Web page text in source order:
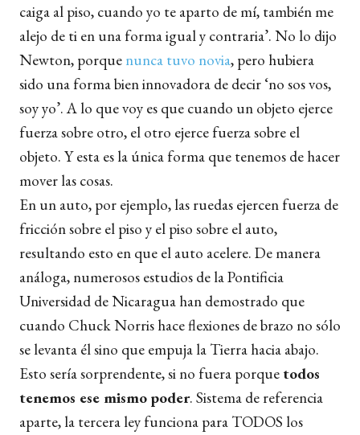
caiga al piso, cuando yo te aparto de mí, también me
alejo de ti en una forma igual y contraria’. No lo dijo
Newton, porque nunca tuvo novia, pero hubiera
sido una forma bien innovadora de decir ‘no sos vos,
soy yo’. A lo que voy es que cuando un objeto ejerce
fuerza sobre otro, el otro ejerce fuerza sobre el
objeto. Y esta es la única forma que tenemos de hacer
mover las cosas.
En un auto, por ejemplo, las ruedas ejercen fuerza de
fricción sobre el piso y el piso sobre el auto,
resultando esto en que el auto acelere. De manera
análoga, numerosos estudios de la Pontificia
Universidad de Nicaragua han demostrado que
cuando Chuck Norris hace flexiones de brazo no sólo
se levanta él sino que empuja la Tierra hacia abajo.
Esto sería sorprendente, si no fuera porque todos
tenemos ese mismo poder. Sistema de referencia
aparte, la tercera ley funciona para TODOS los